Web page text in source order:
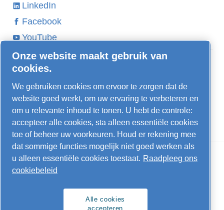
LinkedIn
Facebook
YouTube
Ontdek meer
Stille compressor kopen
FUSION Compressoren
5 tips voor energiebesparing
Onze website maakt gebruik van
cookies.
We gebruiken cookies om ervoor te zorgen dat de
website goed werkt, om uw ervaring te verbeteren en
om u relevante inhoud te tonen. U hebt de controle:
accepteer alle cookies, sta alleen essentiële cookies
toe of beheer uw voorkeuren. Houd er rekening mee
dat sommige functies mogelijk niet goed werken als
u alleen essentiële cookies toestaat. Raadpleeg ons
cookiebeleid
Alle cookies
accepteren